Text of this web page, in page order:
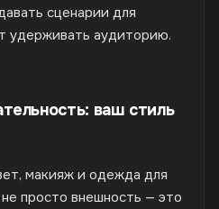
сценарии для
удерживать аудиторию.
ваш стиль
макияж и одежда для
просто внешность — это